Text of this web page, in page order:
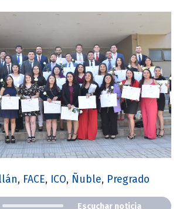
, FACE, ICO, Ñuble, Pregrado
Escuchar noticia